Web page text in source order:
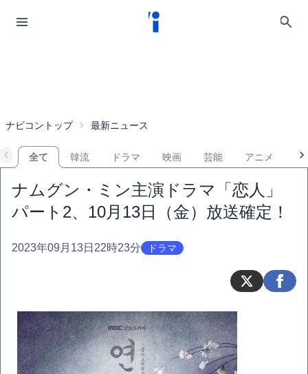
ナビコントップ 最新ニュース
全て 韓流 ドラマ 映画 芸能 アニメ
ナムグン・ミン主演ドラマ「恋人」
パート2、10月13日（金）放送確定！
2023年09月13日22時23分 ドラマ